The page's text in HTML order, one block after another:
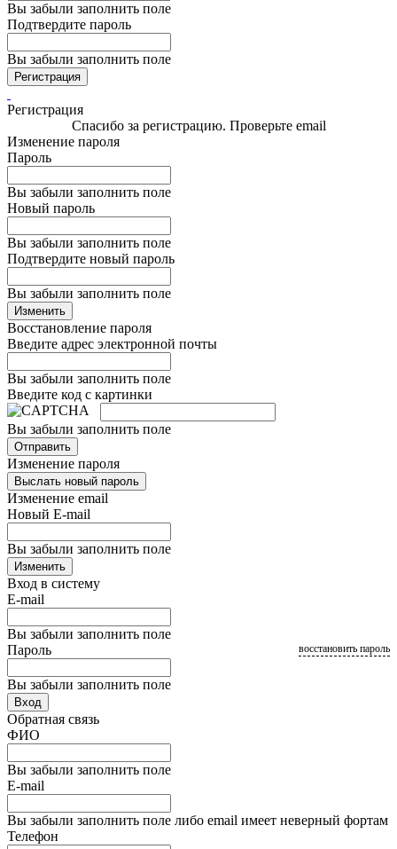
Вы забыли заполнить поле
Подтвердите пароль
Вы забыли заполнить поле
Регистрация
Регистрация
Спасибо за регистрацию. Проверьте email
Изменение пароля
Пароль
Вы забыли заполнить поле
Новый пароль
Вы забыли заполнить поле
Подтвердите новый пароль
Вы забыли заполнить поле
Изменить
Восстановление пароля
Введите адрес электронной почты
Вы забыли заполнить поле
Введите код с картинки
Вы забыли заполнить поле
Отправить
Изменение пароля
Выслать новый пароль
Изменение email
Новый E-mail
Вы забыли заполнить поле
Изменить
Вход в систему
E-mail
Вы забыли заполнить поле
Пароль
Вы забыли заполнить поле
восстановить пароль
Вход
Обратная связь
ФИО
Вы забыли заполнить поле
E-mail
Вы забыли заполнить поле либо email имеет неверный фортам
Телефон